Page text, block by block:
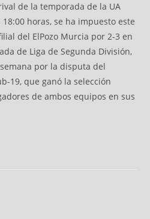
de la temporada de la UA
18:00 horas, se ha impuesto este
del ElPozo Murcia por 2-3 en
de Liga de Segunda División,
por la disputa del
19, que ganó la selección
de ambos equipos en sus